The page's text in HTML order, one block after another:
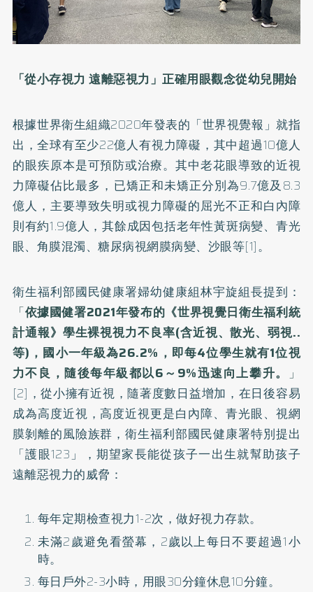
「從小存視力 遠離惡視力」正確用眼觀念從幼兒開始
根據世界衛生組織2020年發表的「世界視覺報」就指
出，全球有至少22億人有視力障礙，其中超過10億人
的眼疾原本是可預防或治療。其中老花眼導致的近視
力障礙佔比最多，已矯正和未矯正分別為9.7億及8.3
億人，主要導致失明或視力障礙的屈光不正和白內障
則有約1.9億人，其餘成因包括老年性黃斑病變、青光
眼、角膜混濁、糖尿病視網膜病變、沙眼等[1]。
衛生福利部國民健康署婦幼健康組林宇旋組長提到：
「依據國健署2021年發布的《世界視覺日衛生福利統
計通報》學生裸視視力不良率(含近視、散光、弱視..
等)，國小一年級為26.2%，即每4位學生就有1位視
力不良，隨後每年級都以6～9%迅速向上攀升。
」
[2]，從小擁有近視，隨著度數日益增加，在日後容易
成為高度近視，高度近視更是白內障、青光眼、視網
膜剝離的風險族群，衛生福利部國民健康署特別提出
「護眼123」，期望家長能從孩子一出生就幫助孩子
遠離惡視力的威脅：
每年定期檢查視力1-2次，做好視力存款。
未滿2歲避免看螢幕，2歲以上每日不要超過1小
時。
每日戶外2-3小時，用眼30分鐘休息10分鐘。